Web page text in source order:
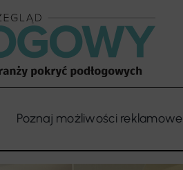
Poznaj możliwości reklamowe